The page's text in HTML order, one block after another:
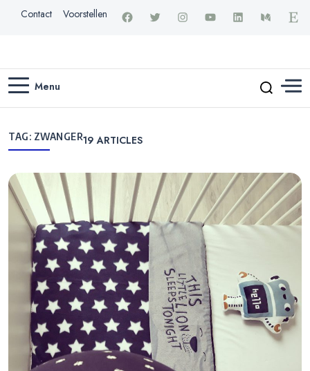
Contact Voorstellen
Menu
TAG: ZWANGER19 ARTICLES